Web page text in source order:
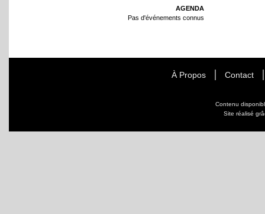
AGENDA
Pas d'événements connus
À Propos Contact
Contenu
Site réalisé